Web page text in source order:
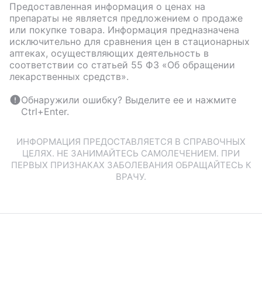
Предоставленная информация о ценах на
препараты не является предложением о продаже
или покупке товара. Информация предназначена
исключительно для сравнения цен в стационарных
аптеках, осуществляющих деятельность в
соответствии со статьей 55 ФЗ «Об обращении
лекарственных средств».
Обнаружили ошибку? Выделите ее и нажмите
Ctrl+Enter.
ИНФОРМАЦИЯ ПРЕДОСТАВЛЯЕТСЯ В СПРАВОЧНЫХ
ЦЕЛЯХ. НЕ ЗАНИМАЙТЕСЬ САМОЛЕЧЕНИЕМ. ПРИ
ПЕРВЫХ ПРИЗНАКАХ ЗАБОЛЕВАНИЯ ОБРАЩАЙТЕСЬ К
ВРАЧУ.